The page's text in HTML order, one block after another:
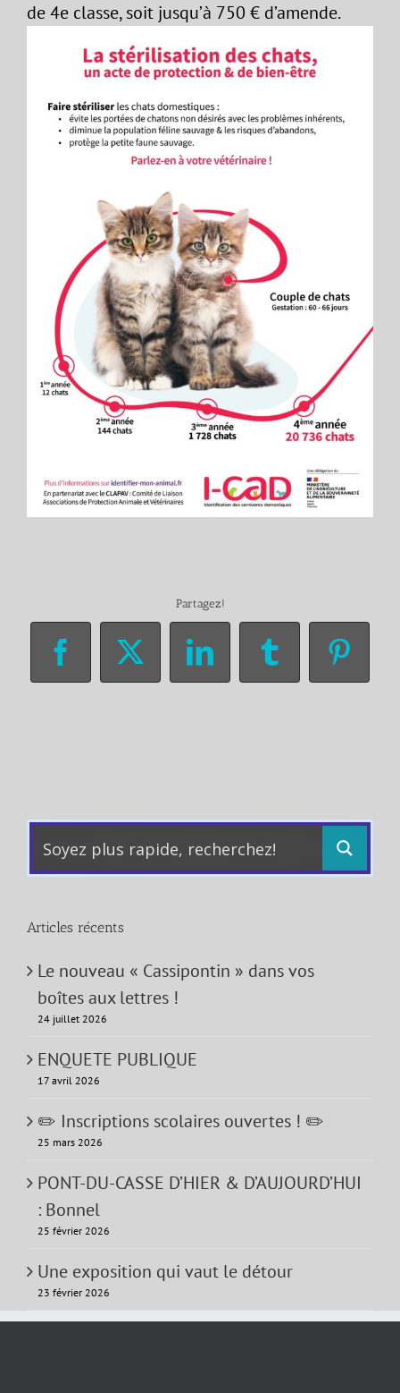
de 4e classe, soit jusqu’à 750 € d’amende.
Partagez!
Facebook
X LinkedInTumblr
Articles récents
Le nouveau « Cassipontin » dans vos
boîtes aux lettres !
24 juillet 2026
ENQUETE PUBLIQUE
17 avril 2026
✏️ Inscriptions scolaires ouvertes ! ✏️
25 mars 2026
PONT-DU-CASSE D’HIER & D’AUJOURD’HUI
: Bonnel
25 février 2026
Une exposition qui vaut le détour
23 février 2026